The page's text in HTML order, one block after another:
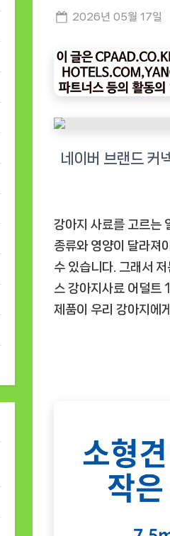
Posted
2026년 05월 17일
강아지 사료를 고르는
종류와 영양이 달라져
수 있습니다. 그래서
스 강아지사료 어덜트
제품이 우리 강아지에